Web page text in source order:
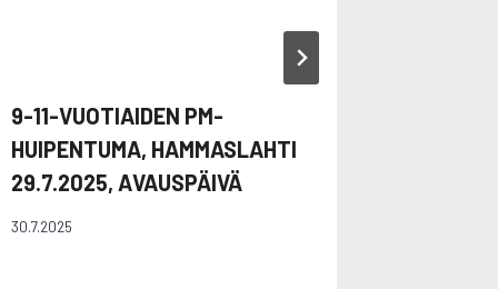
9-11-VUOTIAIDEN PM-
HUIPENTUMA, HAMMASLAHTI
29.7.2025, AVAUSPÄIVÄ
30.7.2025